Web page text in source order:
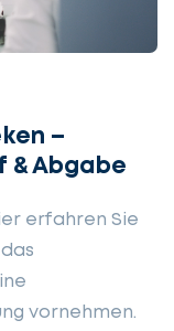
–
& Abgabe
erfahren Sie
vornehmen.